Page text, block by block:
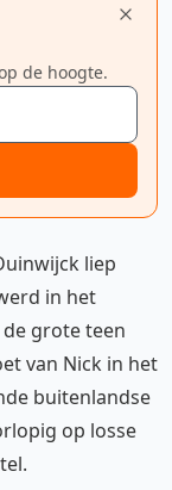
de hoogte.
liep
in het
grote teen
van Nick in het
buitenlandse
op losse